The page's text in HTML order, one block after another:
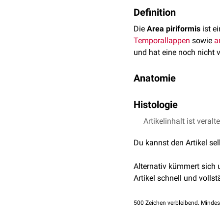
Definition
Die Area piriformis ist
Temporallappen sowie
und hat eine noch nicht
Anatomie
olfaktorischen Cortex,
topografisch in drei
Area piriformis
Der Gyrus ambiens , der
Bestandteile der Area
Histologie
Histologisch wird die
Die oberflächliche
oberflächlichen
einem tieferen
ipsilateralen
Die darunter
Zellen
Artikelinhalt ist
Du kannst den Artikel
Alternativ kümmert sich
Artikel schnell und
500 Zeichen verbleibend.